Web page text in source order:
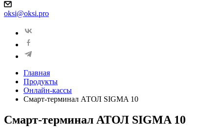
oksi@oksi.pro
Главная
Продукты
Онлайн-кассы
Смарт-терминал АТОЛ SIGMA 10
Смарт-терминал АТОЛ SIGMA 10